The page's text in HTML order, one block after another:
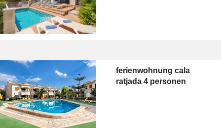
ferienwohnung cala
ratjada 4 personen